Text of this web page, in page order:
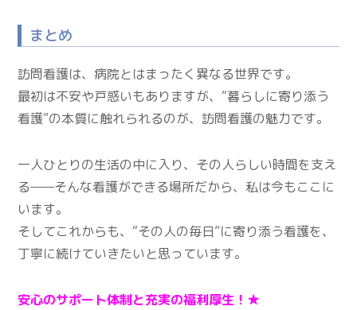
まとめ
訪問看護は、病院とはまったく異なる世界です。
最初は不安や戸惑いもありますが、“暮らしに寄り添う
看護”の本質に触れられるのが、訪問看護の魅力です。
一人ひとりの生活の中に入り、その人らしい時間を支え
る——そんな看護ができる場所だから、私は今もここに
います。
そしてこれからも、“その人の毎日”に寄り添う看護を、
丁寧に続けていきたいと思っています。
安心のサポート体制と充実の福利厚生！★